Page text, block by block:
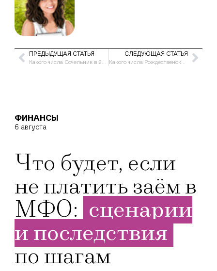
ПРЕДЫДУЩАЯ СТАТЬЯ
Какого числа Сочельник в 2021 году
СЛЕДУЮЩАЯ СТАТЬЯ
Какого числа Рождественский пост в 2020-2021 году
ФИНАНСЫ
6 августа
Что будет, если
не платить заём в
МФО: сценарии
и последствия
по шагам